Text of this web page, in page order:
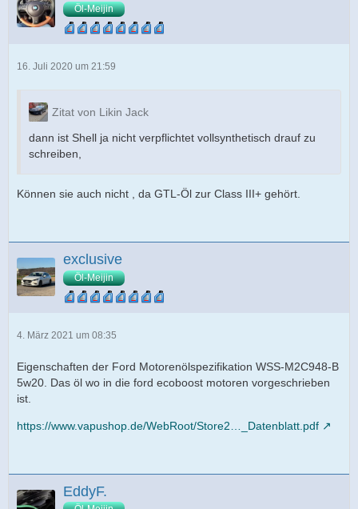
Öl-Meijin
16. Juli 2020 um 21:59
Zitat von Likin Jack
dann ist Shell ja nicht verpflichtet vollsynthetisch drauf zu
schreiben,
Können sie auch nicht , da GTL-Öl zur Class III+ gehört.
exclusive
Öl-Meijin
4. März 2021 um 08:35
Eigenschaften der Ford Motorenölspezifikation WSS-M2C948-B
5w20. Das öl wo in die ford ecoboost motoren vorgeschrieben
ist.
https://www.vapushop.de/WebRoot/Store2…_Datenblatt.pdf
EddyF.